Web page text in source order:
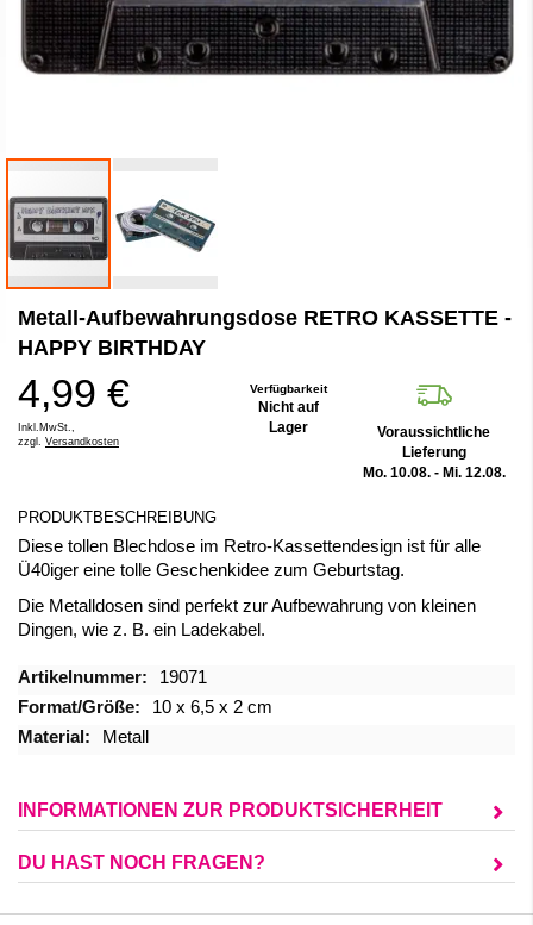
Anfang
der
springen
Metall-Aufbewahrungsdose RETRO KASSETTE -
HAPPY BIRTHDAY
4,99 €
Inkl.MwSt.,
zzgl. Versandkosten
Verfügbarkeit
Nicht auf
Lager
Voraussichtliche
Lieferung
Mo. 10.08. - Mi. 12.08.
PRODUKTBESCHREIBUNG
Diese tollen Blechdose im Retro-Kassettendesign ist für alle
Ü40iger eine tolle Geschenkidee zum Geburtstag.
Die Metalldosen sind perfekt zur Aufbewahrung von kleinen
Dingen, wie z. B. ein Ladekabel.
Mehr
Informationen
19071
10 x 6,5 x 2 cm
Metall
INFORMATIONEN ZUR PRODUKTSICHERHEIT
DU HAST NOCH FRAGEN?